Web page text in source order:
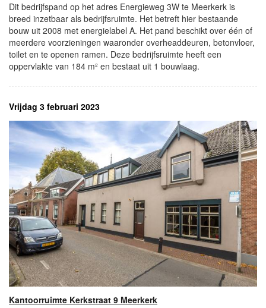
Dit bedrijfspand op het adres Energieweg 3W te Meerkerk is
breed inzetbaar als bedrijfsruimte. Het betreft hier bestaande
bouw uit 2008 met energielabel A. Het pand beschikt over één of
meerdere voorzieningen waaronder overheaddeuren, betonvloer,
toilet en te openen ramen. Deze bedrijfsruimte heeft een
oppervlakte van 184 m² en bestaat uit 1 bouwlaag.
Vrijdag 3 februari 2023
Kantoorruimte Kerkstraat 9 Meerkerk